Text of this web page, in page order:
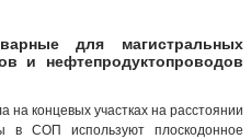
для магистральных
и нефтепродуктопроводов
на концевых участках на расстоянии
СОП используют плоскодонное